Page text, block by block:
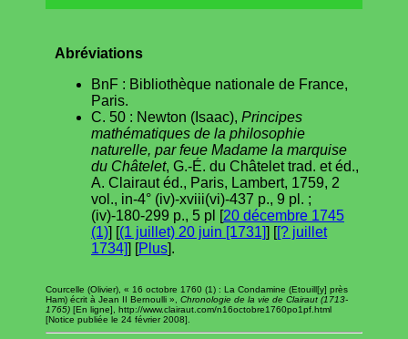
Abréviations
BnF : Bibliothèque nationale de France,
Paris.
C. 50 : Newton (Isaac), Principes
mathématiques de la philosophie
naturelle, par feue Madame la marquise
du Châtelet, G.-É. du Châtelet trad. et éd.,
A. Clairaut éd., Paris, Lambert, 1759, 2
vol., in-4° (iv)-xviii(vi)-437 p., 9 pl. ;
(iv)-180-299 p., 5 pl [20 décembre 1745
(1)] [(1 juillet) 20 juin [1731]] [[? juillet
1734]] [Plus].
Courcelle (Olivier), « 16 octobre 1760 (1) : La Condamine (Etouill[y] près
Ham) écrit à Jean II Bernoulli », Chronologie de la vie de Clairaut (1713-
1765) [En ligne], http://www.clairaut.com/n16octobre1760po1pf.html
[Notice publiée le 24 février 2008].